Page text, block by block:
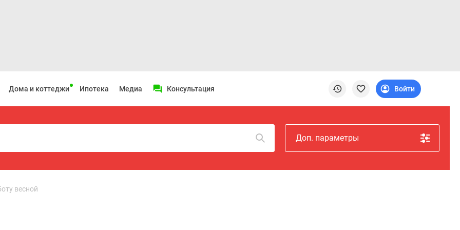
Дома и коттеджи Ипотека Медиа Консультация Войти
Доп. параметры
весной